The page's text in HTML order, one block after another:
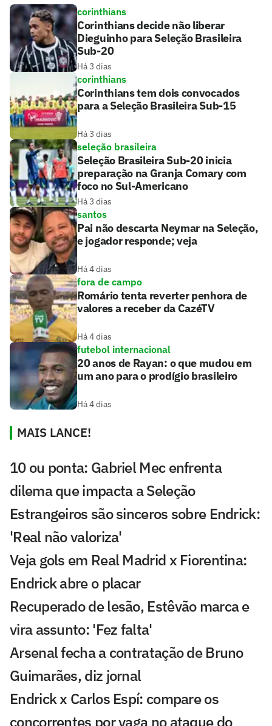
corinthians
Corinthians decide não liberar
Dieguinho para Seleção Brasileira
Sub-20
Há 3 dias
corinthians
Corinthians tem dois convocados
para a Seleção Brasileira Sub-15
Há 3 dias
seleção brasileira
Seleção Brasileira Sub-20 inicia
preparação na Granja Comary com
foco no Sul-Americano
Há 3 dias
santos
Pai não descarta Neymar na Seleção,
e jogador responde; veja
Há 4 dias
fora de campo
Romário tenta reverter penhora de
valores a receber da CazéTV
Há 4 dias
futebol internacional
20 anos de Rayan: o que mudou em
um ano para o prodígio brasileiro
Há 4 dias
MAIS LANCE!
10 ou ponta: Gabriel Mec enfrenta
dilema que impacta a Seleção
Estrangeiros são sinceros sobre Endrick:
'Real não valoriza'
Veja gols em Real Madrid x Fiorentina:
Endrick abre o placar
Recuperado de lesão, Estêvão marca e
vira assunto: 'Fez falta'
Arsenal fecha a contratação de Bruno
Guimarães, diz jornal
Endrick x Carlos Espí: compare os
concorrentes por vaga no ataque do